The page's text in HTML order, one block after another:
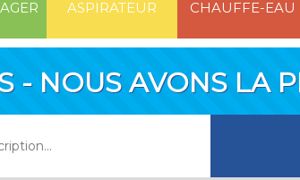
ASPIRATEUR CHAUFFE-EAU
- NOUS AVONS LA